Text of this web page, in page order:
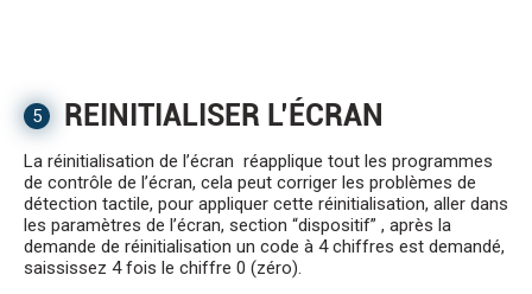
5 REINITIALISER L’ÉCRAN
La réinitialisation de l’écran réapplique tout les programmes
de contrôle de l’écran, cela peut corriger les problèmes de
détection tactile, pour appliquer cette réinitialisation, aller dans
les paramètres de l’écran, section “dispositif” , après la
demande de réinitialisation un code à 4 chiffres est demandé,
saississez 4 fois le chiffre 0 (zéro).